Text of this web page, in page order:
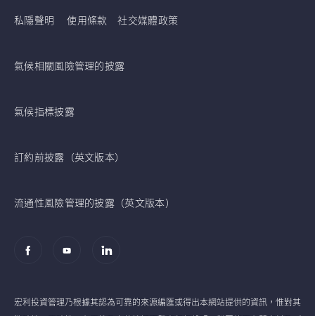
私隱聲明 使用條款 社交媒體政策
氣候相關風險管理的披露
氣候指標披露
訂約前披露（英文版本）
流通性風險管理的披露（英文版本）
宏利投資管理乃根據其認為可靠的來源編匯或得出本網站提供的資訊，惟對其